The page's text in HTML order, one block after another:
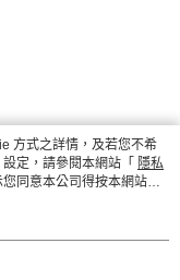
方式之詳情，及若您不希
定，請參閱本網站「 隱私
同意本公司得按本網站使